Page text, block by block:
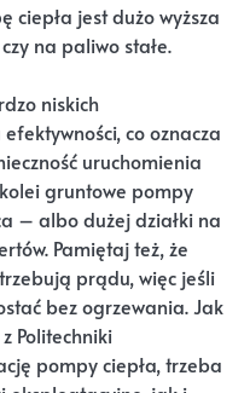
ciepła jest dużo wyższa
na paliwo stałe.
niskich
co oznacza
uruchomienia
gruntowe pompy
– albo dużej działki na
Pamiętaj też, że
prądu, więc jeśli
bez ogrzewania. Jak
Politechniki
pompy ciepła, trzeba